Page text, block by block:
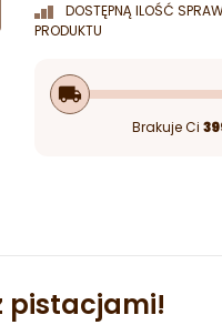
DOSTĘPNĄ ILOŚĆ
PRODUKTU
local_shipping
Brakuje Ci
pistacjami!